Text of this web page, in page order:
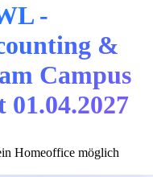
-
&
Campus
Homeoffice möglich